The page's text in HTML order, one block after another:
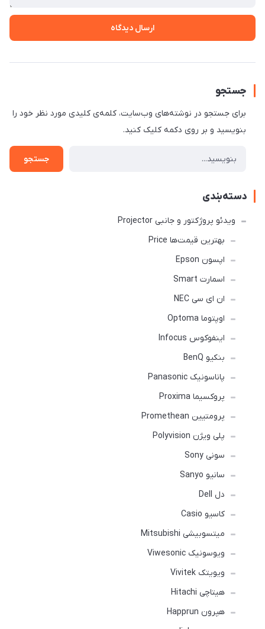
ارسال دیدگاه
جستجو
برای جستجو در نوشته‌های وب‌سایت، کلمه‌ی کلیدی مورد نظر خود را
بنویسید و بر روی دکمه کلیک کنید.
جستجو
دسته‌بندی
ویدئو پروژکتور و جانبی Projector
بهترین قیمت‌ها Price
اپسون Epson
اسمارت Smart
ان ای سی NEC
اوپتوما Optoma
اینفوکوس Infocus
بنکیو BenQ
پاناسونیک Panasonic
پروکسیما Proxima
پرومتیین Promethean
پلی ویژن Polyvision
سونی Sony
سانیو Sanyo
دل Dell
کاسیو Casio
میتسوبیشی Mitsubishi
ویوسونیک Viwesonic
ویویتک Vivitek
هیتاچی Hitachi
هپرون Happrun